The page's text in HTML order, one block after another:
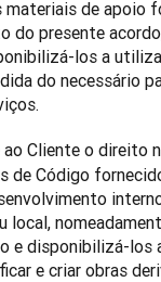
materiais de apoio
do presente
los a
do necessário
ao Cliente o direito
de Código
local,
e disponibilizá-los
e criar obras